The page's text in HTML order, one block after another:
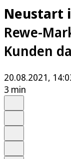
Neustart
Rewe-
Kunden da
20.08.2021,
3 min